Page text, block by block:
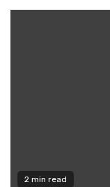
2 min read